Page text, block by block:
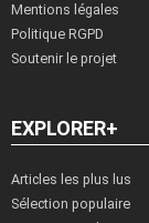
Mentions légales
Politique RGPD
Soutenir le projet
EXPLORER+
Articles les plus lus
Sélection populaire